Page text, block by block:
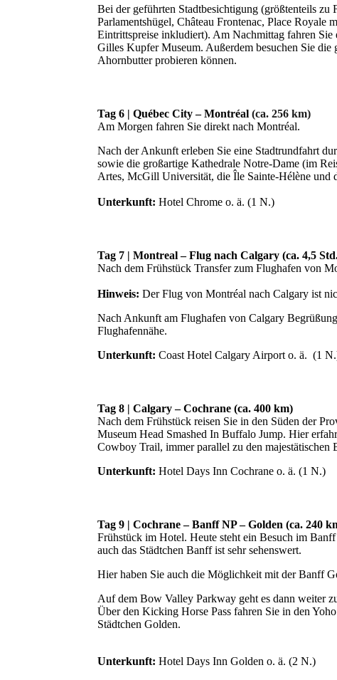
Bei der geführten Stadtbesichtigung (größtenteils
Parlamentshügel, Château Frontenac, Place
Eintrittspreise inkludiert). Am Nachmittag fahren
Gilles Kupfer Museum. Außerdem besuchen Sie
Ahornbutter probieren können.
Tag 6 | Québec City – Montréal (ca. 256 km)
Am Morgen fahren Sie direkt nach Montréal.
Nach der Ankunft erleben Sie eine Stadtrundfahrt
sowie die großartige Kathedrale Notre-Dame (im
Artes, McGill Universität, die Île Sainte-Hélène und
Unterkunft: Hotel Chrome o. ä. (1 N.)
Tag 7 | Montreal – Flug nach Calgary (ca. 4,5
Nach dem Frühstück Transfer zum Flughafen von
Hinweis: Der Flug von Montréal nach Calgary ist
Nach Ankunft am Flughafen von Calgary
Flughafennähe.
Unterkunft: Coast Hotel Calgary Airport o. ä. (1
Tag 8 | Calgary – Cochrane (ca. 400 km)
Nach dem Frühstück reisen Sie in den Süden der
Museum Head Smashed In Buffalo Jump. Hier
Cowboy Trail, immer parallel zu den majestätischen
Unterkunft: Hotel Days Inn Cochrane o. ä. (1 N.)
Tag 9 | Cochrane – Banff NP – Golden (ca. 240
Frühstück im Hotel. Heute steht ein Besuch im
auch das Städtchen Banff ist sehr sehenswert.
Hier haben Sie auch die Möglichkeit mit der Banff
Auf dem Bow Valley Parkway geht es dann weiter
Über den Kicking Horse Pass fahren Sie in den
Städtchen Golden.
Unterkunft: Hotel Days Inn Golden o. ä. (2 N.)